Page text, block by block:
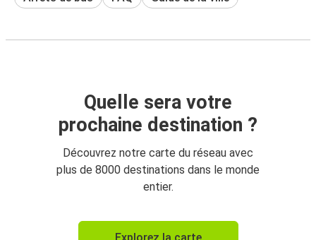
Quelle sera votre
prochaine destination ?
Découvrez notre carte du réseau avec
plus de 8000 destinations dans le monde
entier.